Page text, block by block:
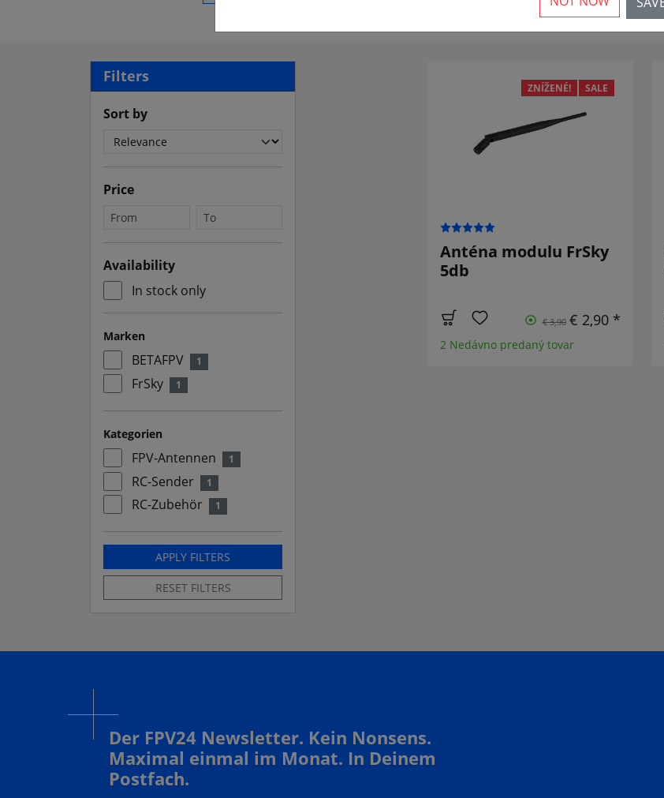
Filters
Sort by
Price
Availability
In stock only
Marken
BETAFPV 1
FrSky 1
Kategorien
FPV-Antennen 1
RC-Sender 1
RC-Zubehör 1
APPLY FILTERS
RESET FILTERS
ZNÍŽENÉ! SALE
Anténa modulu FrSky
5db
€ 3,90 € 2,90 *
2 Nedávno predaný tovar
Der FPV24 Newsletter. Kein Nonsens.
Maximal einmal im Monat. In Deinem
Postfach.